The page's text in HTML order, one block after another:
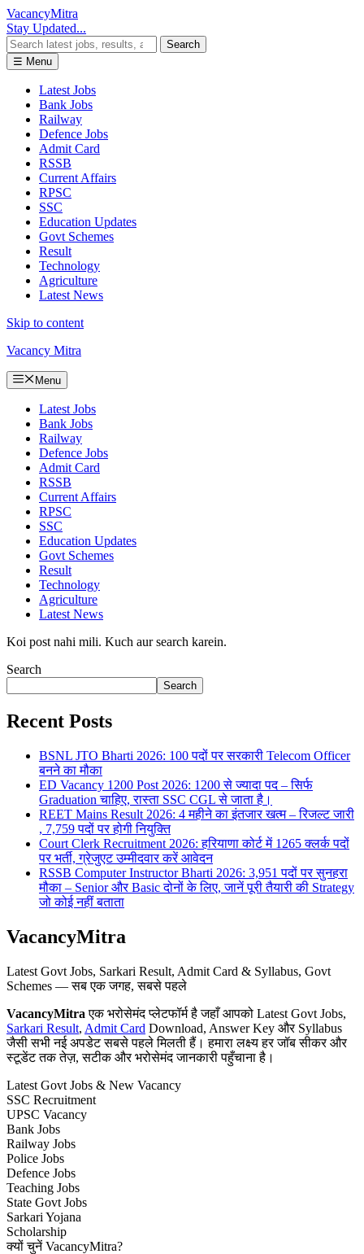
VacancyMitra
Stay Updated...
Search
☰ Menu
Latest Jobs
Bank Jobs
Railway
Defence Jobs
Admit Card
RSSB
Current Affairs
RPSC
SSC
Education Updates
Govt Schemes
Result
Technology
Agriculture
Latest News
Skip to content
Vacancy Mitra
Menu
Latest Jobs
Bank Jobs
Railway
Defence Jobs
Admit Card
RSSB
Current Affairs
RPSC
SSC
Education Updates
Govt Schemes
Result
Technology
Agriculture
Latest News
Koi post nahi mili. Kuch aur search karein.
Search
Search
Recent Posts
BSNL JTO Bharti 2026: 100 पदों पर सरकारी Telecom Officer
बनने का मौका
ED Vacancy 1200 Post 2026: 1200 से ज्यादा पद – सिर्फ
Graduation चाहिए, रास्ता SSC CGL से जाता है।
REET Mains Result 2026: 4 महीने का इंतजार खत्म – रिजल्ट जारी
, 7,759 पदों पर होगी नियुक्ति
Court Clerk Recruitment 2026: हरियाणा कोर्ट में 1265 क्लर्क पदों
पर भर्ती, ग्रेजुएट उम्मीदवार करें आवेदन
RSSB Computer Instructor Bharti 2026: 3,951 पदों पर सुनहरा
मौका – Senior और Basic दोनों के लिए, जानें पूरी तैयारी की Strategy
जो कोई नहीं बताता
VacancyMitra
Latest Govt Jobs, Sarkari Result, Admit Card & Syllabus, Govt
Schemes — सब एक जगह, सबसे पहले
VacancyMitra एक भरोसेमंद प्लेटफॉर्म है जहाँ आपको Latest Govt Jobs,
Sarkari Result, Admit Card Download, Answer Key और Syllabus
जैसी सभी नई अपडेट सबसे पहले मिलती हैं। हमारा लक्ष्य हर जॉब सीकर और
स्टूडेंट तक तेज़, सटीक और भरोसेमंद जानकारी पहुँचाना है।
Latest Govt Jobs & New Vacancy
SSC Recruitment
UPSC Vacancy
Bank Jobs
Railway Jobs
Police Jobs
Defence Jobs
Teaching Jobs
State Govt Jobs
Sarkari Yojana
Scholarship
क्यों चुनें VacancyMitra?